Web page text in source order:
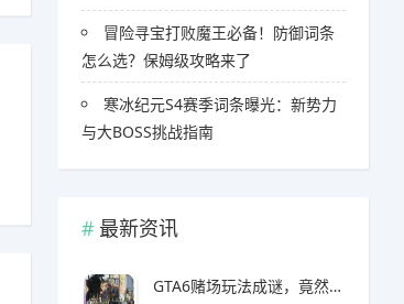
冒险寻宝打败魔王必备！防御词条
怎么选？保姆级攻略来了
寒冰纪元S4赛季词条曝光：新势力
与大BOSS挑战指南
最新资讯
GTA6赌场玩法成谜，竟然面临全球50国封禁风险